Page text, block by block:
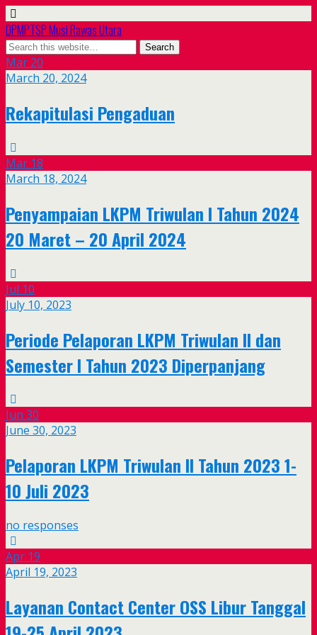
DPMPTSP Musi Rawas Utara
Mar 20
March 20, 2024
Rekapitulasi Pengaduan
Mar 18
March 18, 2024
Penyampaian LKPM Triwulan I Tahun 2024
20 Maret – 20 April 2024
Jul 10
July 10, 2023
Periode Pelaporan LKPM Triwulan II dan
Semester I Tahun 2023 Diperpanjang
Jun 30
June 30, 2023
Pelaporan LKPM Triwulan II Tahun 2023 1-
10 Juli 2023
no responses
Apr 19
April 19, 2023
Layanan Contact Center OSS Libur Tanggal